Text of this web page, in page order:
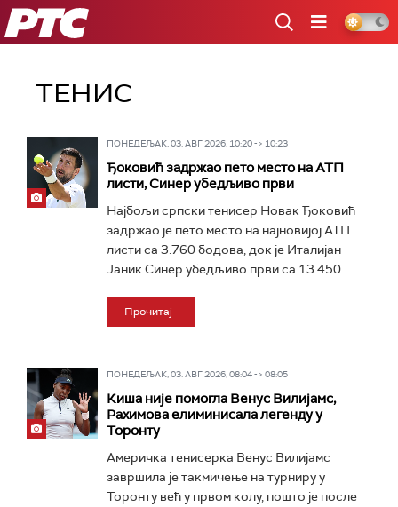
РТС
ТЕНИС
ПОНЕДЕЉАК, 03. АВГ 2026, 10:20 -> 10:23
Ђоковић задржао пето место на АТП
листи, Синер убедљиво први
Најбољи српски тенисер Новак Ђоковић
задржао је пето место на најновијој АТП
листи са 3.760 бодова, док је Италијан
Јаник Синер убедљиво први са 13.450...
Прочитај
ПОНЕДЕЉАК, 03. АВГ 2026, 08:04 -> 08:05
Киша није помогла Венус Вилијамс,
Рахимова елиминисала легенду у
Торонту
Америчка тенисерка Венус Вилијамс
завршила је такмичење на турниру у
Торонту већ у првом колу, пошто је после